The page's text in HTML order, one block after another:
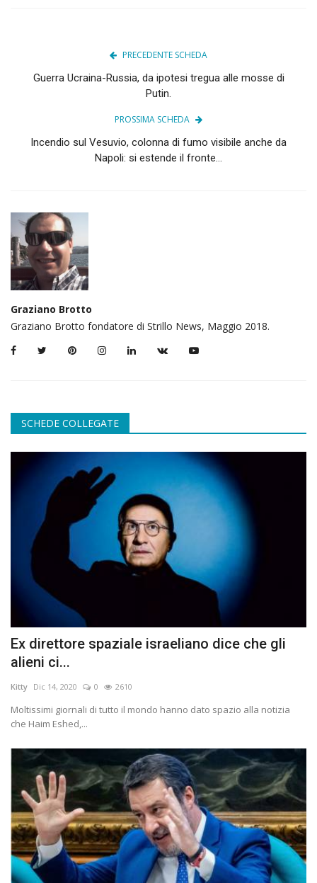
PRECEDENTE SCHEDA
Guerra Ucraina-Russia, da ipotesi tregua alle mosse di
Putin.
PROSSIMA SCHEDA
Incendio sul Vesuvio, colonna di fumo visibile anche da
Napoli: si estende il fronte...
Graziano Brotto
Graziano Brotto fondatore di Strillo News, Maggio 2018.
SCHEDE COLLEGATE
Ex direttore spaziale israeliano dice che gli
alieni ci...
Kitty Dic 14, 2020 0 2610
Moltissimi giornali di tutto il mondo hanno dato spazio alla notizia
che Haim Eshed,...